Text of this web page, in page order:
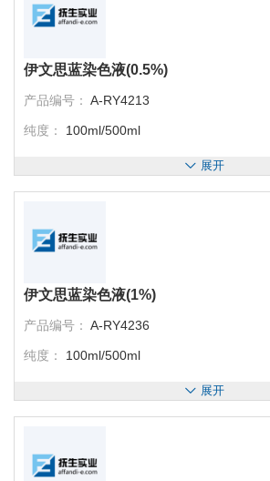
伊文思蓝染色液(0.5%)
产品编号： A-RY4213
纯度： 100ml/500ml
展开
伊文思蓝染色液(1%)
产品编号： A-RY4236
纯度： 100ml/500ml
展开